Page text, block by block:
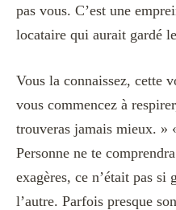
pas vous. C’est une
locataire qui aurait gardé
Vous la connaissez, cette
vous commencez à
trouveras jamais mieux. »
Personne ne te
exagères, ce n’était pas
l’autre. Parfois presque